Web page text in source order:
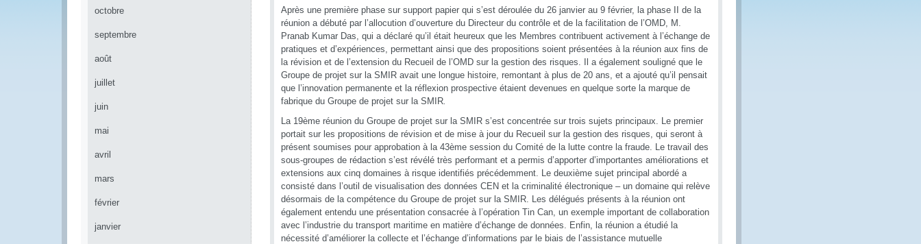
octobre
septembre
août
juillet
juin
mai
avril
mars
février
janvier
Après une première phase sur support papier qui s’est déroulée du 26 janvier au 9 février, la phase II de la
réunion a débuté par l’allocution d’ouverture du Directeur du contrôle et de la facilitation de l’OMD, M.
Pranab Kumar Das, qui a déclaré qu’il était heureux que les Membres contribuent activement à l’échange de
pratiques et d’expériences, permettant ainsi que des propositions soient présentées à la réunion aux fins de
la révision et de l’extension du Recueil de l’OMD sur la gestion des risques. Il a également souligné que le
Groupe de projet sur la SMIR avait une longue histoire, remontant à plus de 20 ans, et a ajouté qu’il pensait
que l’innovation permanente et la réflexion prospective étaient devenues en quelque sorte la marque de
fabrique du Groupe de projet sur la SMIR.
La 19ème réunion du Groupe de projet sur la SMIR s’est concentrée sur trois sujets principaux. Le premier
portait sur les propositions de révision et de mise à jour du Recueil sur la gestion des risques, qui seront à
présent soumises pour approbation à la 43ème session du Comité de la lutte contre la fraude. Le travail des
sous-groupes de rédaction s’est révélé très performant et a permis d’apporter d’importantes améliorations et
extensions aux cinq domaines à risque identifiés précédemment. Le deuxième sujet principal abordé a
consisté dans l’outil de visualisation des données CEN et la criminalité électronique – un domaine qui relève
désormais de la compétence du Groupe de projet sur la SMIR. Les délégués présents à la réunion ont
également entendu une présentation consacrée à l’opération Tin Can, un exemple important de collaboration
avec l’industrie du transport maritime en matière d’échange de données. Enfin, la réunion a étudié la
nécessité d’améliorer la collecte et l’échange d’informations par le biais de l’assistance mutuelle